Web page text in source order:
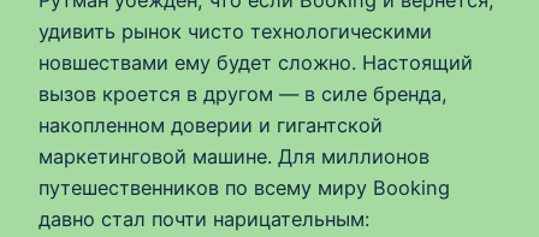
удивить рынок чисто технологическими
новшествами ему будет сложно. Настоящий
вызов кроется в другом — в силе бренда,
накопленном доверии и гигантской
маркетинговой машине. Для миллионов
путешественников по всему миру Booking
давно стал почти нарицательным: